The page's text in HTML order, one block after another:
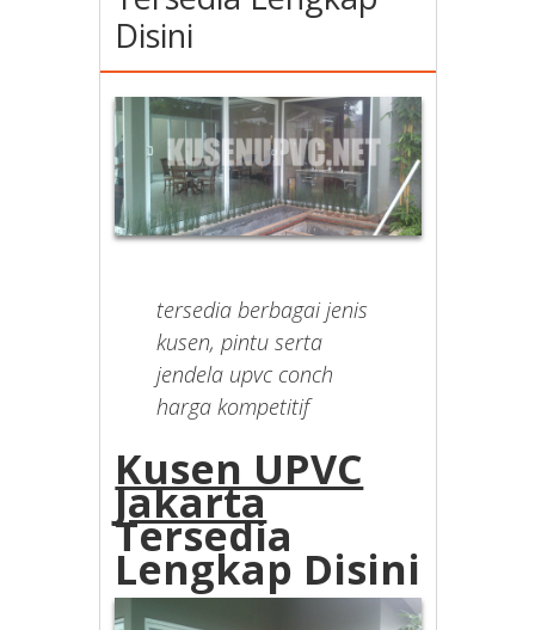
Disini
tersedia berbagai jenis
kusen, pintu serta
jendela upvc conch
harga kompetitif
Kusen UPVC
Jakarta
Tersedia
Lengkap Disini